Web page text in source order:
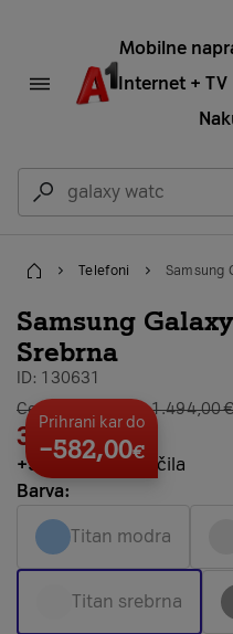
Mobilne
Internet + TV
Home
Telefoni Samsung
Samsung
Srebrna
ID: 130631
Prihrani kar do
−582,00€
galerija stran 2
Cena brez vezave: 1.494,00
36,00€ ×24
+96,00 €predplačila
Barva:
Titan modra
Titan srebrna